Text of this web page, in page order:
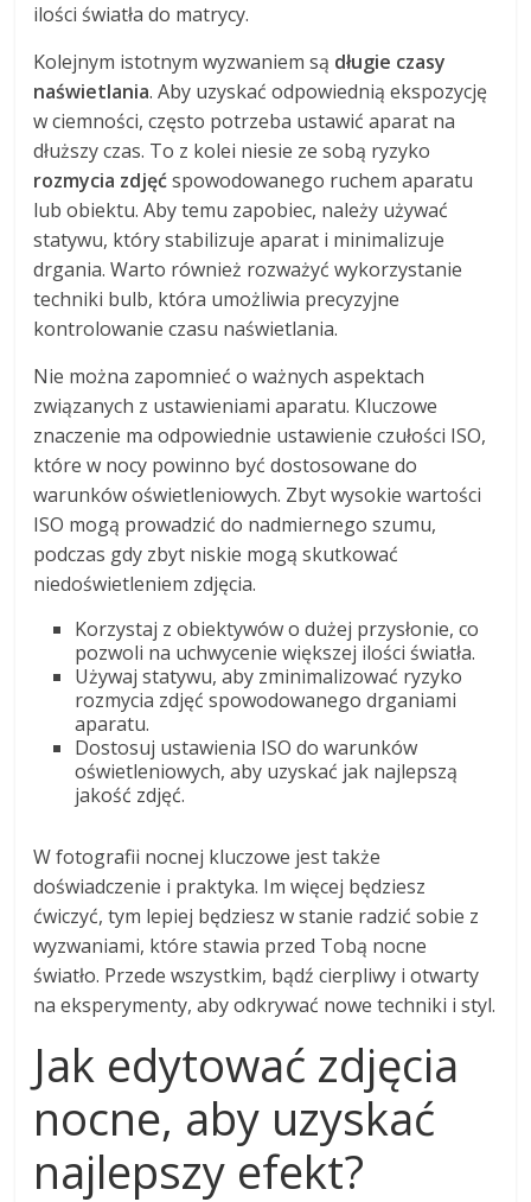
ilości światła do matrycy.
Kolejnym istotnym wyzwaniem są długie czasy
naświetlania. Aby uzyskać odpowiednią ekspozycję
w ciemności, często potrzeba ustawić aparat na
dłuższy czas. To z kolei niesie ze sobą ryzyko
rozmycia zdjęćspowodowanego ruchem aparatu
lub obiektu. Aby temu zapobiec, należy używać
statywu, który stabilizuje aparat i minimalizuje
drgania. Warto również rozważyć wykorzystanie
techniki bulb, która umożliwia precyzyjne
kontrolowanie czasu naświetlania.
Nie można zapomnieć o ważnych aspektach
związanych z ustawieniami aparatu. Kluczowe
znaczenie ma odpowiednie ustawienie czułości ISO,
które w nocy powinno być dostosowane do
warunków oświetleniowych. Zbyt wysokie wartości
ISO mogą prowadzić do nadmiernego szumu,
podczas gdy zbyt niskie mogą skutkować
niedoświetleniem zdjęcia.
Korzystaj z obiektywów o dużej przysłonie, co
pozwoli na uchwycenie większej ilości światła.
Używaj statywu, aby zminimalizować ryzyko
rozmycia zdjęć spowodowanego drganiami
aparatu.
Dostosuj ustawienia ISO do warunków
oświetleniowych, aby uzyskać jak najlepszą
jakość zdjęć.
W fotografii nocnej kluczowe jest także
doświadczenie i praktyka. Im więcej będziesz
ćwiczyć, tym lepiej będziesz w stanie radzić sobie z
wyzwaniami, które stawia przed Tobą nocne
światło. Przede wszystkim, bądź cierpliwy i otwarty
na eksperymenty, aby odkrywać nowe techniki i styl.
Jak edytować zdjęcia
nocne, aby uzyskać
najlepszy efekt?